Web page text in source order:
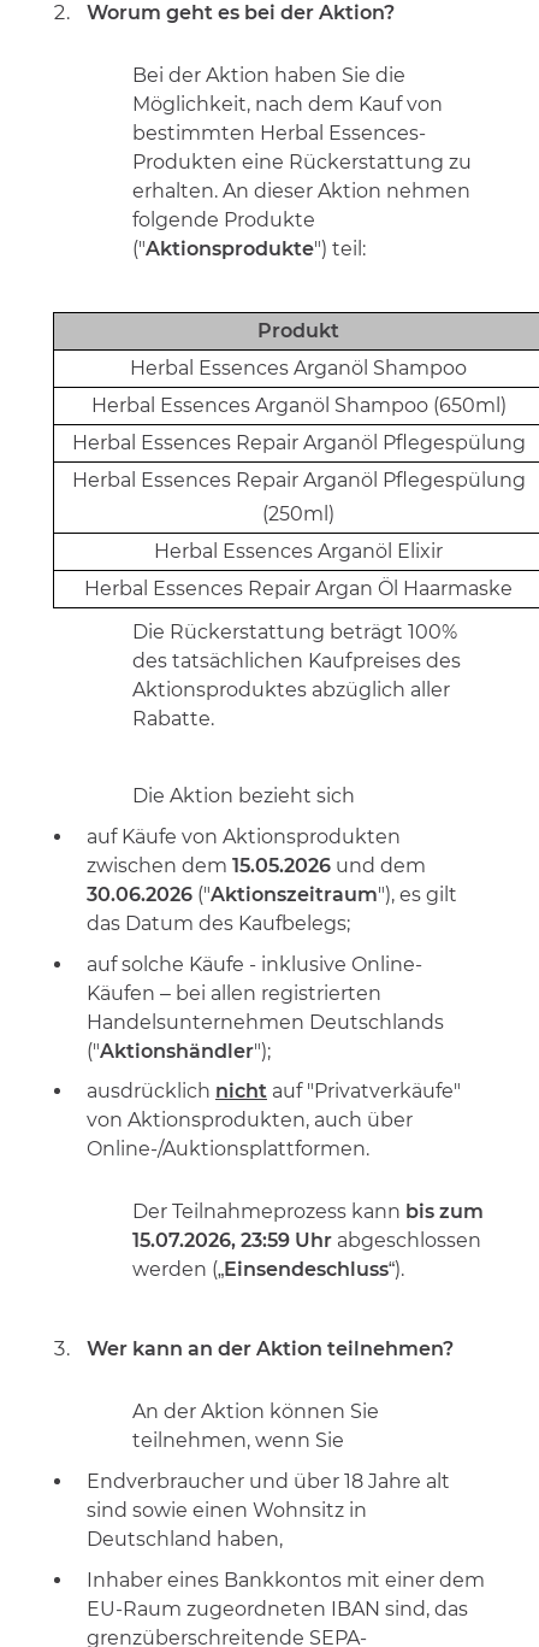
Worum geht es bei der Aktion?
Bei der Aktion haben Sie die
Möglichkeit, nach dem Kauf von
bestimmten Herbal Essences-
Produkten eine Rückerstattung zu
erhalten. An dieser Aktion nehmen
folgende Produkte
("Aktionsprodukte") teil:
Produkt
Herbal Essences Arganöl Shampoo
Herbal Essences Arganöl Shampoo (650ml)
Herbal Essences Repair Arganöl Pflegespülung
Herbal Essences Repair Arganöl Pflegespülung
(250ml)
Herbal Essences Arganöl Elixir
Herbal Essences Repair Argan Öl Haarmaske
Die Rückerstattung beträgt 100%
des tatsächlichen Kaufpreises des
Aktionsproduktes abzüglich aller
Rabatte.
Die Aktion bezieht sich
auf Käufe von Aktionsprodukten
zwischen dem 15.05.2026 und dem
30.06.2026 ("Aktionszeitraum"), es gilt
das Datum des Kaufbelegs;
auf solche Käufe - inklusive Online-
Käufen – bei allen registrierten
Handelsunternehmen Deutschlands
("Aktionshändler");
ausdrücklich nicht auf "Privatverkäufe"
von Aktionsprodukten, auch über
Online-/Auktionsplattformen.
Der Teilnahmeprozess kann bis zum
15.07.2026, 23:59 Uhr abgeschlossen
werden („Einsendeschluss“).
Wer kann an der Aktion teilnehmen?
An der Aktion können Sie
teilnehmen, wenn Sie
Endverbraucher und über 18 Jahre alt
sind sowie einen Wohnsitz in
Deutschland haben,
Inhaber eines Bankkontos mit einer dem
EU-Raum zugeordneten IBAN sind, das
grenzüberschreitende SEPA-